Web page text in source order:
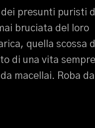
presunti puristi
bruciata del loro
quella scossa
di una vita
macellai. Roba da